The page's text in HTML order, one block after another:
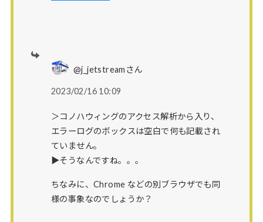
@j_jetstreamさん
2023/02/16 10:09
＞コノハウィングのアクセス解析から入り、
エラーログのボックスは空白で何も記載され
ていません。
▶そうなんですね。。。
ちなみに、Chrome などの別ブラウザでも同
様の事象なのでしょうか？